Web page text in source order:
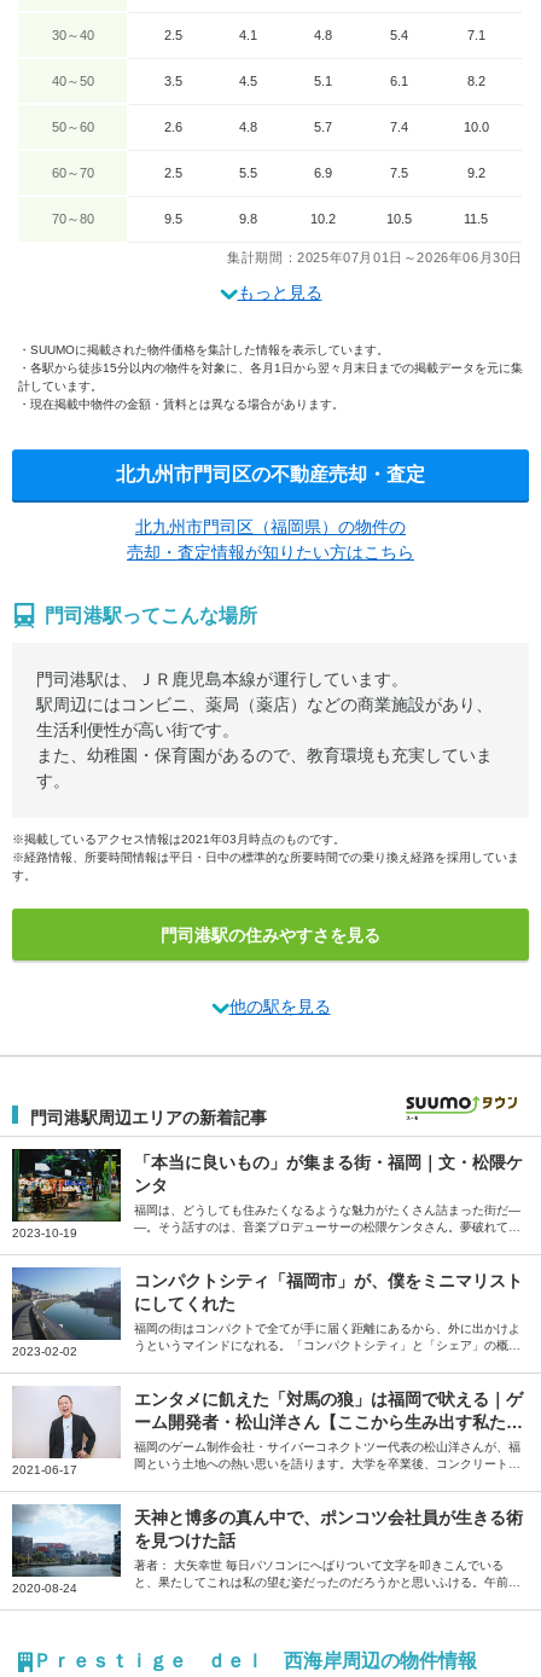
30～40 2.5 4.1 4.8 5.4 7.1
40～50 3.5 4.5 5.1 6.1 8.2
50～60 2.6 4.8 5.7 7.4 10.0
60～70 2.5 5.5 6.9 7.5 9.2
70～80 9.5 9.8 10.2 10.5 11.5
集計期間：2025年07月01日～2026年06月30日
もっと見る
SUUMOに掲載された物件価格を集計した情報を表示しています。
各駅から徒歩15分以内の物件を対象に、各月1日から翌々月末日までの掲載データを元に集
計しています。
現在掲載中物件の金額・賃料とは異なる場合があります。
北九州市門司区の不動産売却・査定
北九州市門司区（福岡県）の物件の
売却・査定情報が知りたい方はこちら
門司港駅ってこんな場所
門司港駅は、ＪＲ鹿児島本線が運行しています。
駅周辺にはコンビニ、薬局（薬店）などの商業施設があり、
生活利便性が高い街です。
また、幼稚園・保育園があるので、教育環境も充実していま
す。
※掲載しているアクセス情報は2021年03月時点のものです。
※経路情報、所要時間情報は平日・日中の標準的な所要時間での乗り換え経路を採用していま
す。
門司港駅の住みやすさを見る
他の駅を見る
門司港駅周辺エリアの新着記事
2023-10-19
「本当に良いもの」が集まる街・福岡｜文・松隈ケ
ンタ
福岡は、どうしても住みたくなるような魅力がたくさん詰まった街だ―
―。そう話すのは、音楽プロデューサーの松隈ケンタさん。夢破れて帰
した。
2023-02-02
コンパクトシティ「福岡市」が、僕をミニマリスト
にしてくれた
福岡の街はコンパクトで全てが手に届く距離にあるから、外に出かけよ
うというマインドになれる。「コンパクトシティ」と「シェア」の概念
岡県福岡市の魅力を、たっぷりと語っていただきました。
2021-06-17
エンタメに飢えた「対馬の狼」は福岡で吠える｜ゲ
ーム開発者・松山洋さん【ここから生み出す私た
ち】
福岡のゲーム制作会社・サイバーコネクトツー代表の松山洋さんが、福
岡という土地への熱い思いを語ります。大学を卒業後、コンクリート業
って、福岡の魅力とは何か。自身のエンタメに対する原体験から、福岡
を拠点にする意味合いまでを、福岡人ならではの視点で語ります。ま
た、小・中学生時代を送った長崎・対馬の思い出も振り返ります。
2020-08-24
天神と博多の真ん中で、ポンコツ会社員が生きる術
を見つけた話
著者： 大矢幸世 毎日パソコンにへばりついて文字を叩きこんでいる
と、果たしてこれは私の望む姿だったのだろうかと思いふける。午前2
た。タイムラインを少しさかのぼると、馴染みの飲み屋の投稿がある。
「まだお客様は全然戻らず暇な日が続いていますが、コロナウイルスの
Ｐｒｅｓｔｉｇｅ ｄｅｌ 西海岸周辺の物件情報